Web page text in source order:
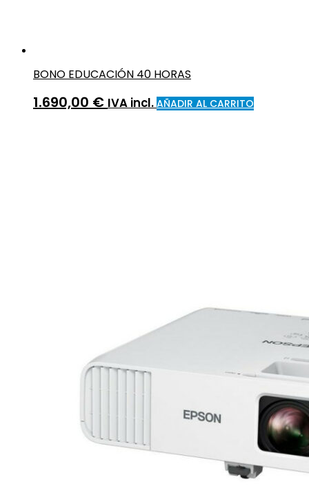
BONO EDUCACIÓN 40 HORAS
1.690,00 € IVA incl. AÑADIR AL CARRITO